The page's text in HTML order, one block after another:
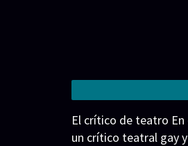
El crítico de teatro En
un crítico teatral gay